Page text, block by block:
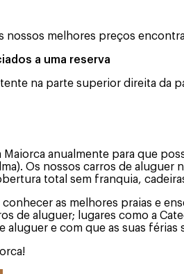
melhores preços
a uma reserva
na parte superior direita da
anualmente para que
Os nossos carros de
total sem franquia,
as melhores praias e
de aluguer; lugares como a
e com que as suas férias